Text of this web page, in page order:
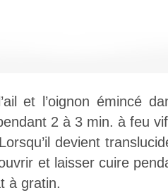
et l’oignon émincé
2 à 3 min. à feu
devient
et laisser cuire
à gratin.